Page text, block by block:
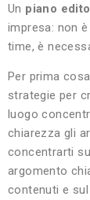
Un piano
impresa: non
time, è
Per prima
strategie per
luogo
chiarezza gli
concentrarti
argomento
contenuti e